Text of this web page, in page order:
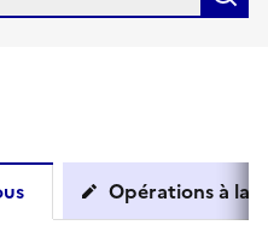
Opérations à la